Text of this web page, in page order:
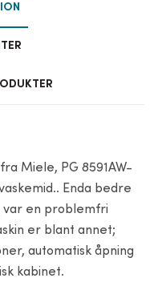
Miele, PG 8591AW-
Enda bedre
var en problemfri
er blant annet;
automatisk åpning
kabinet.